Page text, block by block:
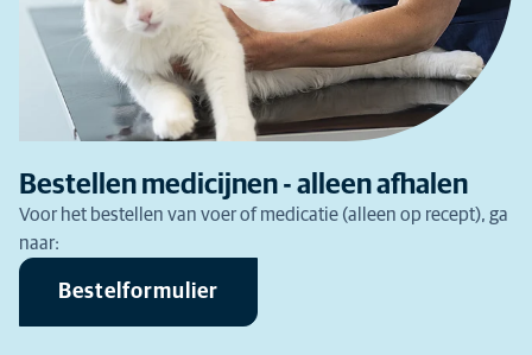
Bestellen medicijnen - alleen afhalen
Voor het bestellen van voer of medicatie (alleen op recept), ga
naar:
Bestelformulier